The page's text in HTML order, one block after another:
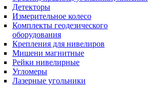
Детекторы
Измерительное колесо
Комплекты геодезического
оборудования
Крепления для нивелиров
Мишени магнитные
Рейки нивелирные
Угломеры
Лазерные угольники